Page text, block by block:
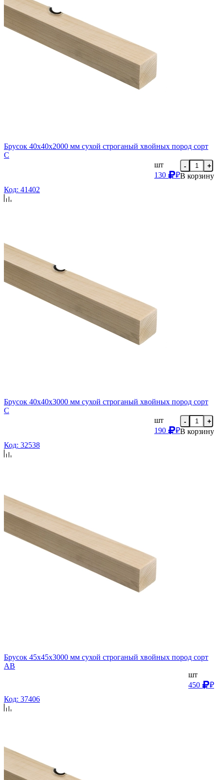
Брусок 40х40х2000 мм сухой строганый хвойных пород сорт
C
шт
130
₽
- +
В корзину
Код: 41402
Брусок 40х40х3000 мм сухой строганый хвойных пород сорт
C
шт
190
₽
- +
В корзину
Код: 32538
Брусок 45х45х3000 мм сухой строганый хвойных пород сорт
AB
шт
450
₽
Код: 37406